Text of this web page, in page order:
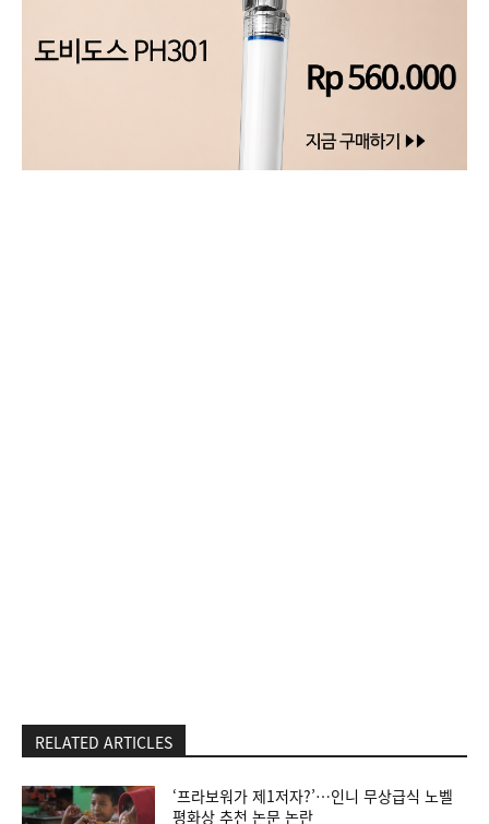
RELATED ARTICLES
‘프라보워가 제1저자?’…인니 무상급식 노벨
평화상 추천 논문 논란